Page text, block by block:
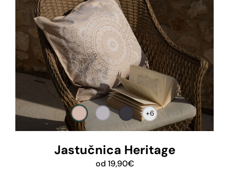
+6
Jastučnica Heritage
od 19,90€